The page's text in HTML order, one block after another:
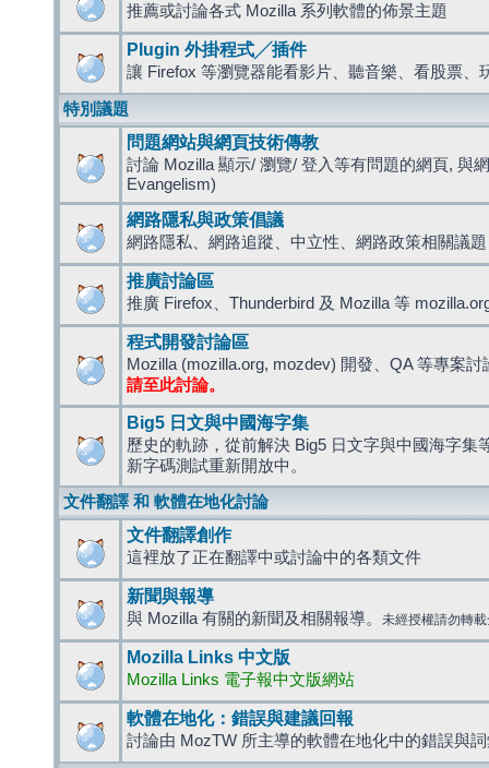
推薦或討論各式 Mozilla 系列軟體的佈景主題
Plugin 外掛程式╱插件
讓 Firefox 等瀏覽器能看影片、聽音樂、看股票、
特別議題
問題網站與網頁技術傳教
討論 Mozilla 顯示/ 瀏覽/ 登入等有問題的網頁, 與
Evangelism)
網路隱私與政策倡議
網路隱私、網路追蹤、中立性、網路政策相關議題
推廣討論區
推廣 Firefox、Thunderbird 及 Mozilla 等
程式開發討論區
Mozilla (mozilla.org, mozdev) 開發、QA 等專案討
請至此討論。
Big5 日文與中國海字集
歷史的軌跡，從前解決 Big5 日文字與中國海字集
新字碼測試重新開放中。
文件翻譯 和 軟體在地化討論
文件翻譯創作
這裡放了正在翻譯中或討論中的各類文件
新聞與報導
與 Mozilla 有關的新聞及相關報導。 未經授權請勿轉
Mozilla Links 中文版
Mozilla Links 電子報中文版網站
軟體在地化：錯誤與建議回報
討論由 MozTW 所主導的軟體在地化中的錯誤與